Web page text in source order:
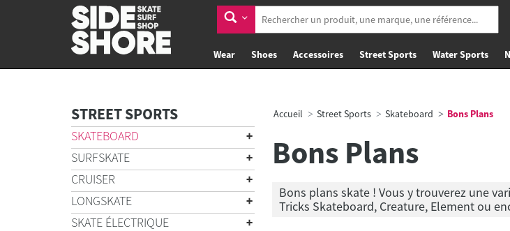
Wear Shoes Accessoires Street Sports Water Sports
STREET SPORTS
SKATEBOARD
SURFSKATE
CRUISER
LONGSKATE
SKATE ÉLECTRIQUE
Accueil Street Sports Skateboard Bons Plans
Bons Plans
Bons plans skate ! Vous y trouverez une
Tricks Skateboard, Creature, Element ou